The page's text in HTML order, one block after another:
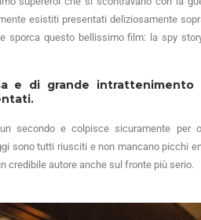
esistiti presentati deliziosamente
sporca questo bellissimo film: la spy
e di grande
secondo e colpisce sicuramente per
sono tutti riusciti e non mancano picchi
credibile autore anche sul fronte più serio.